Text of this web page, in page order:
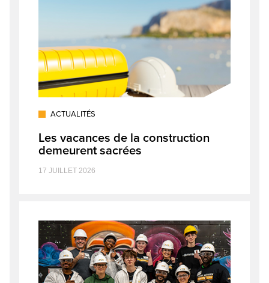
ACTUALITÉS
Les vacances de la construction
demeurent sacrées
17 JUILLET 2026